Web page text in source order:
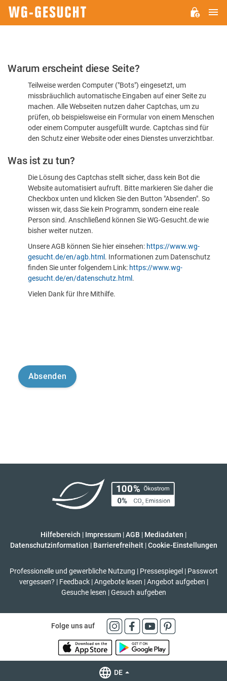
Bitte
dass
sind
Warum erscheint diese Seite?
Teilweise werden Computer ("Bots") eingesetzt, um
missbräuchlich automatische Eingaben auf einer Seite zu
machen. Alle Webseiten nutzen daher Captchas, um zu
prüfen, ob beispielsweise ein Formular von einem Menschen
oder einem Computer ausgefüllt wurde. Captchas sind für
den Schutz einer Website oder eines Dienstes unverzichtbar.
Was ist zu tun?
Die Lösung des Captchas stellt sicher, dass kein Bot die
Website automatisiert aufruft. Bitte markieren Sie daher die
Checkbox unten und klicken Sie den Button "Absenden". So
wissen wir, dass Sie kein Programm, sondern eine reale
Person sind. Anschließend können Sie WG-Gesucht.de wie
bisher weiter nutzen.
Unsere AGB können Sie hier einsehen: https://www.wg-
gesucht.de/en/agb.html . Informationen zum Datenschutz
finden Sie unter folgendem Link: https://www.wg-
gesucht.de/en/datenschutz.html .
Vielen Dank für Ihre Mithilfe.
Hilfebereich | Impressum |AGB | Mediadaten |
Datenschutzinformation | Barrierefreiheit | Cookie-Einstellungen
Professionelle und gewerbliche Nutzung | Pressespiegel | Passwort
vergessen? | Feedback | Angebote lesen | Angebot aufgeben |
Gesuche lesen | Gesuch aufgeben
Folge uns auf
DE